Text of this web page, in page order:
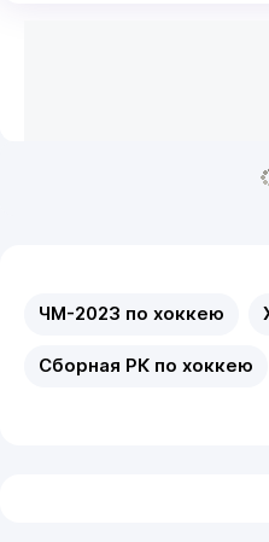
ЧМ-2023 по хоккею
Сборная РК по хоккею